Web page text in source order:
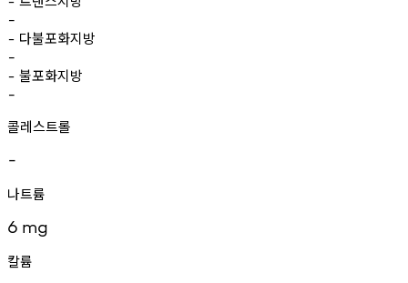
-
- 다불포화지방
-
- 불포화지방
-
콜레스트롤
-
나트륨
6 mg
칼륨